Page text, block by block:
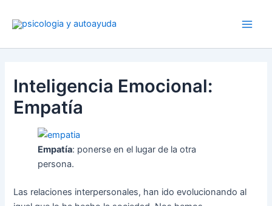
Inteligencia Emocional:
Empatía
Empatía: ponerse en el lugar de la otra
persona.
Las relaciones interpersonales, han ido evolucionando al